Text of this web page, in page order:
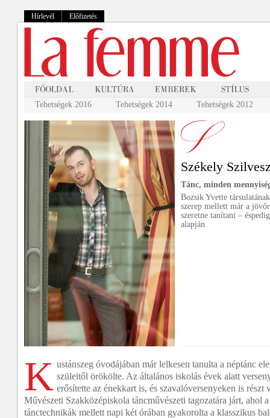
Hírlevél Előfizetés
Tehetségek 2016 Tehetségek 2014 Tehetségek 2012
Székely
Tánc, minden
Bozsik Yvette
szerep mellett már a
szeretne tanítani –
alapján.
K ustánszeg óvodájában már lelkesen tanulta a néptánc
szüleitől örökölte. Az általános iskolás évek alatt
erősítette az énekkart is, és szavalóversenyeken is részt
Művészeti Szakközépiskola táncművészeti tagozatára járt, ahol
tánctechnikák mellett napi két órában gyakorolta a klasszikus